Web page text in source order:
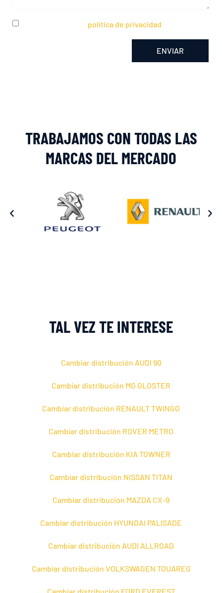
política de privacidad
ENVIAR
TRABAJAMOS CON TODAS LAS
MARCAS DEL MERCADO
TAL VEZ TE INTERESE
Cambiar distribución AUDI 90
Cambiar distribución MG GLOSTER
Cambiar distribución RENAULT TWINGO
Cambiar distribución ROVER METRO
Cambiar distribución KIA TOWNER
Cambiar distribución NISSAN TITAN
Cambiar distribución MAZDA CX-9
Cambiar distribución HYUNDAI PALISADE
Cambiar distribución AUDI ALLROAD
Cambiar distribución VOLKSWAGEN TOUAREG
Cambiar distribución FORD EVEREST